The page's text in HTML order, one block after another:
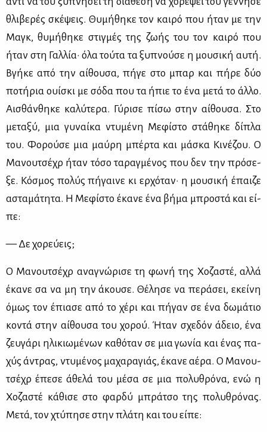
θλι­βε­ρές σκέ­ψεις. Θυ­μή­θη­κε τον και­ρό που ήταν με την
Μαγκ, θυ­μή­θη­κε στιγ­μές της ζω­ής του τον και­ρό που
ήταν στη Γαλ­λία· όλα τού­τα τα ξυ­πνού­σε η μου­σι­κή αυ­τή.
Βγή­κε από την αί­θου­σα, πή­γε στο μπαρ και πή­ρε δύο
πο­τή­ρια ουί­σκι με σό­δα που τα ήπιε το ένα με­τά το άλ­λο.
Αι­σθάν­θη­κε κα­λύ­τε­ρα. Γύ­ρι­σε πί­σω στην αί­θου­σα. Στο
με­τα­ξύ, μια γυ­ναί­κα ντυ­μέ­νη Με­φί­στο στά­θη­κε δί­πλα
του. Φο­ρού­σε μια μαύ­ρη μπέρ­τα και μά­σκα Κι­νέ­ζου. Ο
Μα­νου­τσέ­χρ ήταν τό­σο τα­ραγ­μέ­νος που δεν την πρό­σε­
ξε. Κό­σμος πο­λύς πή­γαι­νε κι ερ­χό­ταν· η μου­σι­κή έπαι­ζε
αστα­μά­τη­τα. Η Με­φί­στο έκα­νε ένα βή­μα μπρο­στά και εί­
πε:
— Δε χο­ρεύ­εις;
Ο Μα­νου­τσέ­χρ ανα­γνώ­ρι­σε τη φω­νή της Χο­ζα­στέ, αλ­λά
έκα­νε σα να μη την άκου­σε. Θέ­λη­σε να πε­ρά­σει, εκεί­νη
όμως τον έπια­σε από το χέ­ρι και πή­γαν σε ένα δω­μά­τιο
κο­ντά στην αί­θου­σα του χο­ρού. Ήταν σχε­δόν άδειο, ένα
ζευ­γά­ρι ηλι­κιω­μέ­νων κα­θό­ταν σε μια γω­νία και ένας πα­
χύς άντρας, ντυ­μέ­νος μα­χα­ρα­γιάς, έκα­νε αέ­ρα. Ο Μα­νου­
τσέ­χρ έπε­σε άθε­λά του μέ­σα σε μια πο­λυ­θρό­να, ενώ η
Χο­ζα­στέ κά­θι­σε στο φαρ­δύ μπρά­τσο της πο­λυ­θρό­νας.
Με­τά, τον χτύ­πη­σε στην πλά­τη και του εί­πε: